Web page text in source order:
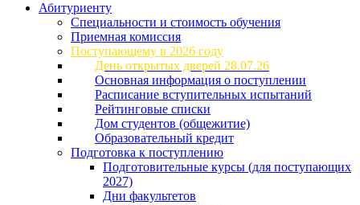
Абитуриенту
Специальности и стоимость обучения
Приемная комиссия
Поступающему в 2026 году
День открытых дверей 28.07.26
Основная информация о поступлении
Расписание вступительных испытаний
Рейтинговые списки
Дом студентов (общежитие)
Образовательный кредит
Подготовка к поступлению
Подготовительные курсы (для поступающих
2027)
Дни факультетов